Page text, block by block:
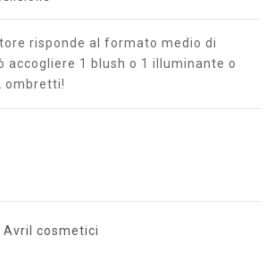
risponde al formato medio di
accogliere 1 blush o 1 illuminante o
ombretti!
Avril cosmetici